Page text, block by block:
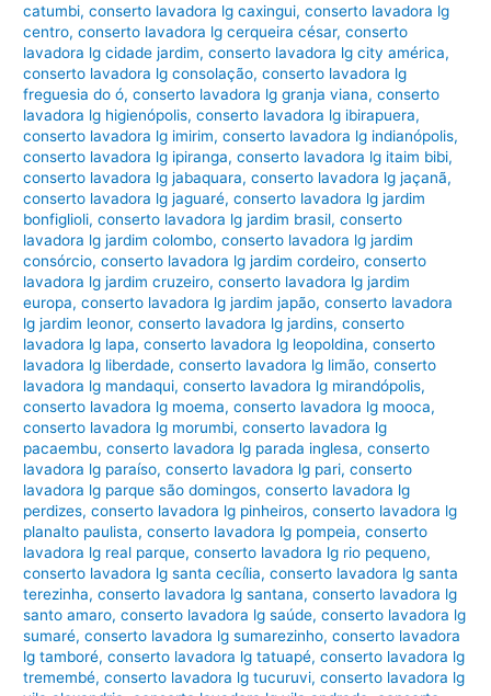
catumbi,conserto lavadora lg caxingui,conserto lavadora lg
centro,conserto lavadora lg cerqueira césar,conserto
lavadora lg cidade jardim,conserto lavadora lg city américa,
conserto lavadora lg consolação,conserto lavadora lg
freguesia do ó,conserto lavadora lg granja viana,conserto
lavadora lg higienópolis,conserto lavadora lg ibirapuera,
conserto lavadora lg imirim,conserto lavadora lg indianópolis,
conserto lavadora lg ipiranga,conserto lavadora lg itaim bibi,
conserto lavadora lg jabaquara,conserto lavadora lg jaçanã,
conserto lavadora lg jaguaré,conserto lavadora lg jardim
bonfiglioli,conserto lavadora lg jardim brasil,conserto
lavadora lg jardim colombo,conserto lavadora lg jardim
consórcio,conserto lavadora lg jardim cordeiro,conserto
lavadora lg jardim cruzeiro,conserto lavadora lg jardim
europa,conserto lavadora lg jardim japão,conserto lavadora
lg jardim leonor,conserto lavadora lg jardins,conserto
lavadora lg lapa,conserto lavadora lg leopoldina,conserto
lavadora lg liberdade,conserto lavadora lg limão,conserto
lavadora lg mandaqui,conserto lavadora lg mirandópolis,
conserto lavadora lg moema,conserto lavadora lg mooca,
conserto lavadora lg morumbi,conserto lavadora lg
pacaembu,conserto lavadora lg parada inglesa,conserto
lavadora lg paraíso,conserto lavadora lg pari,conserto
lavadora lg parque são domingos,conserto lavadora lg
perdizes,conserto lavadora lg pinheiros,conserto lavadora lg
planalto paulista,conserto lavadora lg pompeia,conserto
lavadora lg real parque,conserto lavadora lg rio pequeno,
conserto lavadora lg santa cecília,conserto lavadora lg santa
terezinha,conserto lavadora lg santana,conserto lavadora lg
santo amaro,conserto lavadora lg saúde,conserto lavadora lg
sumaré,conserto lavadora lg sumarezinho,conserto lavadora
lg tamboré,conserto lavadora lg tatuapé,conserto lavadora lg
tremembé,conserto lavadora lg tucuruvi,conserto lavadora lg